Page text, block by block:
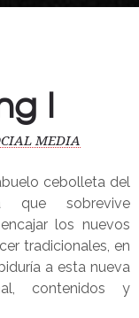
I
MEDIA
cebolleta del
sobrevive
los nuevos
tradicionales, en
a esta nueva
contenidos y